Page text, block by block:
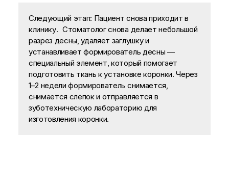
Следующий этап: Пациент снова приходит в
клинику. Стоматолог снова делает небольшой
разрез десны, удаляет заглушку и
устанавливает формирователь десны —
специальный элемент, который помогает
подготовить ткань к установке коронки. Через
1–2 недели формирователь снимается,
снимается слепок и отправляется в
зуботехническую лабораторию для
изготовления коронки.